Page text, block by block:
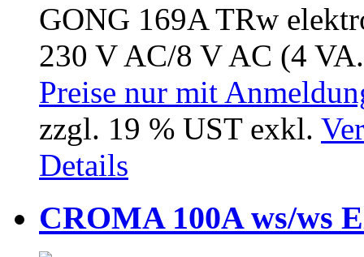
GONG 169A TRw
230 V AC/8 V AC (4
Preise nur mit
zzgl. 19 % UST exkl.
Details
CROMA 100A ws/ws